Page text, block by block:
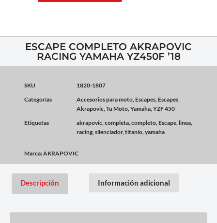
ESCAPE COMPLETO AKRAPOVIC
RACING YAMAHA YZ450F ’18
SKU
1820-1807
Categorías
Accesorios para moto, Escapes, Escapes
Akrapovic,Tu Moto,Yamaha,YZF 450
Etiquetas
akrapovic,completa,completo, Escape, linea,
racing,silenciador,titanio,yamaha
Marca:AKRAPOVIC
Descripción Información adicional